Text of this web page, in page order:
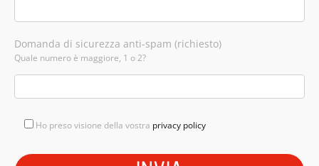
Domanda di sicurezza anti-spam (richiesto)
Quale numero è maggiore, 1 o 2?
Ho preso visione della vostra privacy policy